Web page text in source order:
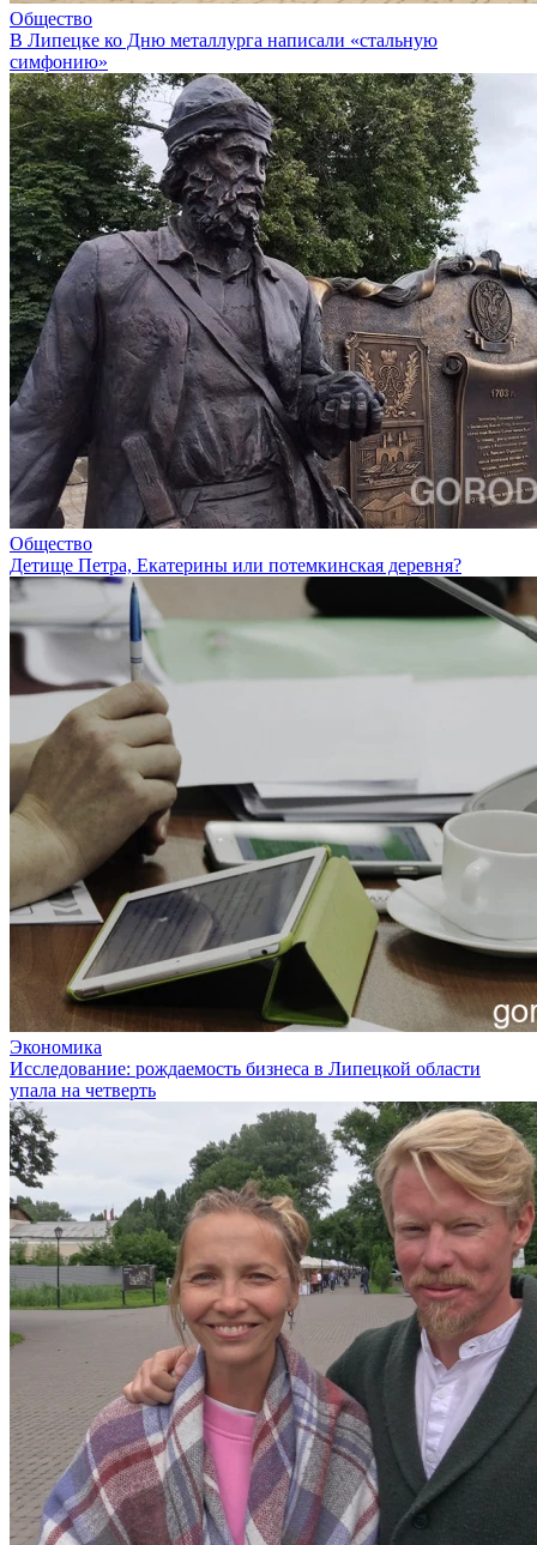
Общество
В Липецке ко Дню металлурга написали «стальную
симфонию»
Общество
Детище Петра, Екатерины или потемкинская деревня?
Экономика
Исследование: рождаемость бизнеса в Липецкой области
упала на четверть